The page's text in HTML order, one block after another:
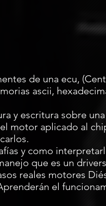
de una ecu,
ascii,
y escritura sobre
motor aplicado al
y como
que es un
reales motores
el